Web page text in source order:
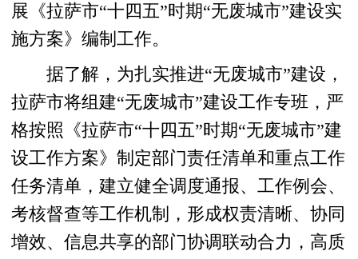
展《拉萨市“十四五”时期“无废城市”建设实
施方案》编制工作。
据了解，为扎实推进“无废城市”建设，
拉萨市将组建“无废城市”建设工作专班，严
格按照《拉萨市“十四五”时期“无废城市”建
设工作方案》制定部门责任清单和重点工作
任务清单，建立健全调度通报、工作例会、
考核督查等工作机制，形成权责清晰、协同
增效、信息共享的部门协调联动合力，高质